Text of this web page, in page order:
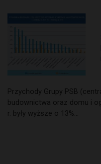
Przychody Grupy PSB
budownictwa oraz domu i
r. były wyższe o 13%…